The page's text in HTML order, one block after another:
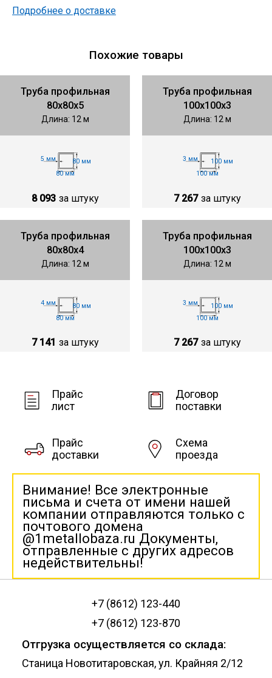
Подробнее о доставке
Похожие товары
Труба профильная
80х80х5
Длина: 12 м
5 мм
80 мм
80 мм
8 093 за штуку
Труба профильная
100х100х3
Длина: 12 м
3 мм
100 мм
100 мм
7 267 за штуку
Труба профильная
80х80х4
Длина: 12 м
4 мм
80 мм
80 мм
7 141 за штуку
Труба профильная
100х100х3
Длина: 12 м
3 мм
100 мм
100 мм
7 267 за штуку
Прайс
лист
Договор
поставки
Прайс
доставки
Схема
проезда
Внимание! Все электронные
письма и счета от имени нашей
компании отправляются только с
почтового домена
@1metallobaza.ru Документы,
отправленные с других адресов
недействительны!
+7 (8612) 123-440
+7 (8612) 123-870
Отгрузка осуществляется со склада:
Станица Новотитаровская, ул. Крайняя 2/12